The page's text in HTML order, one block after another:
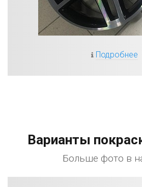
Подробнее
Варианты
Больше фото в